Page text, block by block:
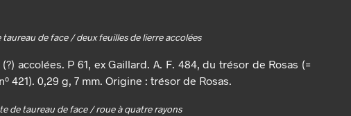
de face / deux feuilles de lierre accolées
accolées. P 61, ex Gaillard. A. F. 484, du trésor de Rosas (=
421). 0,29 g, 7 mm. Origine : trésor de Rosas.
de taureau de face / roue à quatre rayons